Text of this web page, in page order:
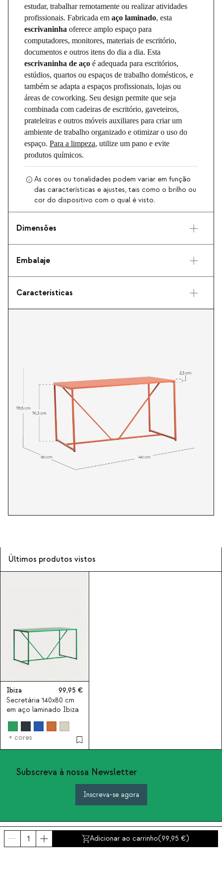
Adicionar ao carrinho(99,95 )
estudar, trabalhar remotamente ou realizar atividades
profissionais. Fabricada em aço laminado, esta
escrivaninha oferece amplo espaço para
computadores, monitores, materiais de escritório,
documentos e outros itens do dia a dia. Esta
escrivaninha de aço é adequada para escritórios,
estúdios, quartos ou espaços de trabalho domésticos, e
também se adapta a espaços profissionais, lojas ou
áreas de coworking. Seu design permite que seja
combinada com cadeiras de escritório, gaveteiros,
prateleiras e outros móveis auxiliares para criar um
ambiente de trabalho organizado e otimizar o uso do
espaço. Para a limpeza, utilize um pano e evite
produtos químicos.
As cores ou tonalidades podem variar em função
das características e ajustes, tais como o brilho ou
cor do dispositivo com o qual é visto.
Dimensões
Embalaje
Características
Últimos produtos vistos
Ibiza
99,95
Secretária 140x80 cm
em aço laminado Ibiza
+ cores
Subscreva à nossa Newsletter
Inscreva-se agora
Sobre nós
Categorias